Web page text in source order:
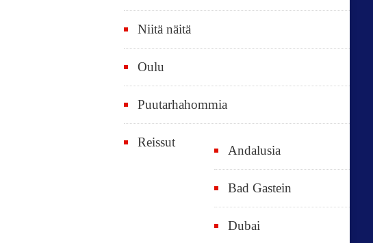
Niitä näitä
Oulu
Puutarhahommia
Reissut
Andalusia
Bad Gastein
Dubai